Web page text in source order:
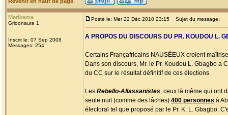
Merikama
Grioonaute 1
Inscrit le: 07 Sep 2008
Messages: 254
Posté le: Mer 22 Déc 2010 23:15 Sujet du message:
A PROPOS DU DISCOURS DU PR. KOUDOU L.
Certains Françafricains NAUSÉEUX croient
Dans son discours, Mr. le Pr. Koudou L. Gbagbo a
du CC sur le résultat définitif de ces élections.
Les Rebello-Allassanistes, ceux là même qui ont
seule nuit (comme des lâches) 400 personnes à
électoral tel que proposé par le Pr. K. L. Gbagbo.